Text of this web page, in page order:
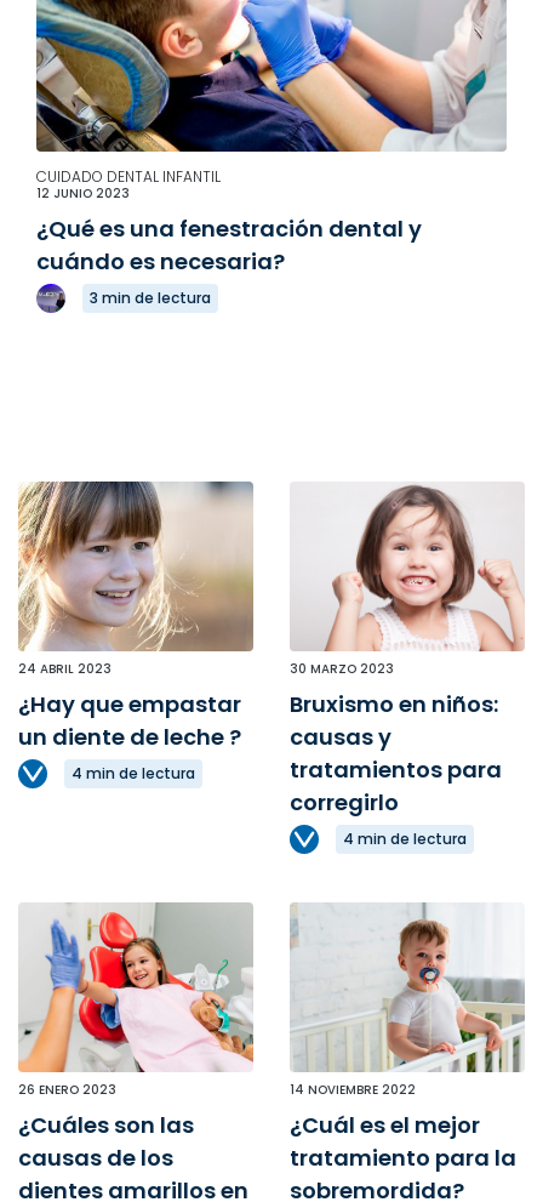
CUIDADO DENTAL INFANTIL
12 JUNIO 2023
¿Qué es una fenestración dental y
cuándo es necesaria?
3 min de lectura
24 ABRIL 2023
¿Hay que empastar
un diente de leche ?
4 min de lectura
30 MARZO 2023
Bruxismo en niños:
causas y
tratamientos para
corregirlo
4 min de lectura
26 ENERO 2023
¿Cuáles son las
causas de los
dientes amarillos en
14 NOVIEMBRE 2022
¿Cuál es el mejor
tratamiento para la
sobremordida?